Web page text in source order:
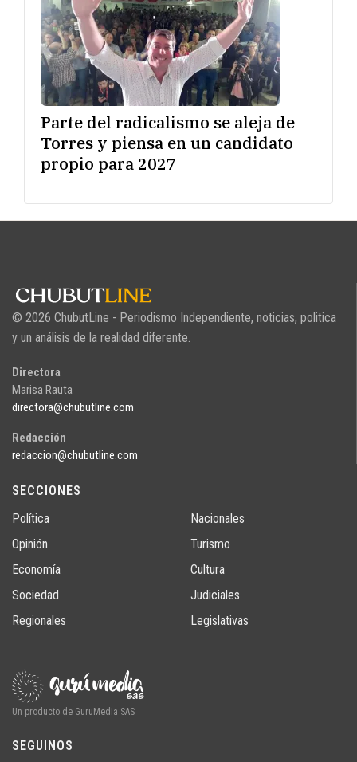
Parte del radicalismo se aleja de
Torres y piensa en un candidato
propio para 2027
© 2026 ChubutLine - Periodismo Independiente, noticias, politica
y un análisis de la realidad diferente.
Directora
Marisa Rauta
directora@chubutline.com
Redacción
redaccion@chubutline.com
SECCIONES
Política
Opinión
Economía
Sociedad
Regionales
Nacionales
Turismo
Cultura
Judiciales
Legislativas
Un producto de GuruMedia SAS
SEGUINOS